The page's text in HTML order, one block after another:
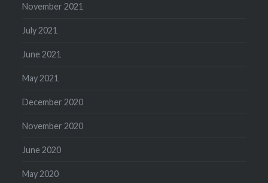
November 2021
July 2021
June 2021
May 2021
December 2020
November 2020
June 2020
May 2020